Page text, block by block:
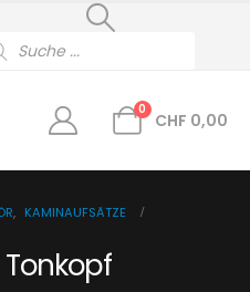
0
CHF 0,00
, KAMINAUFSÄTZE